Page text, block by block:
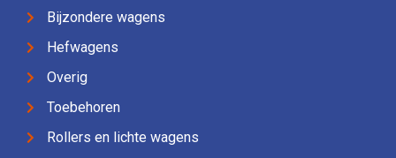
Bijzondere wagens
Hefwagens
Overig
Toebehoren
Rollers en lichte wagens